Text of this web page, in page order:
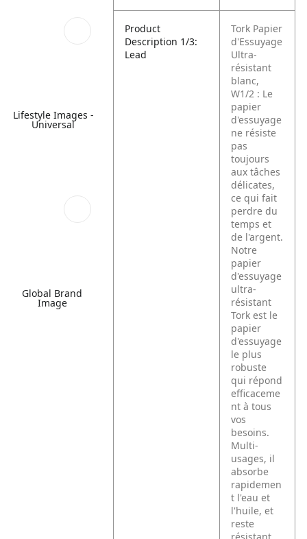
Lifestyle Images -
Universal
Global Brand
Image
Product
Description 1/3:
Lead
Tork Papier
d'Essuyage
Ultra-
résistant
blanc,
W1/2 : Le
papier
d'essuyage
ne résiste
pas
toujours
aux tâches
délicates,
ce qui fait
perdre du
temps et
de l'argent.
Notre
papier
d'essuyage
ultra-
résistant
Tork est le
papier
d'essuyage
le plus
robuste
qui répond
efficaceme
nt à tous
vos
besoins.
Multi-
usages, il
absorbe
rapidemen
t l'eau et
l'huile, et
reste